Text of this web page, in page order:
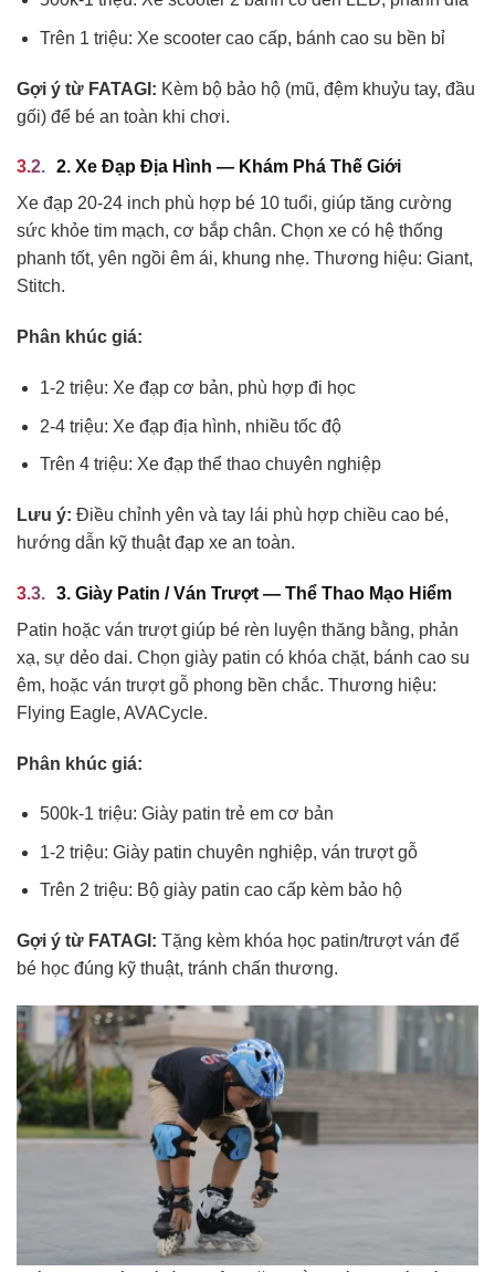
Trên 1 triệu: Xe scooter cao cấp, bánh cao su bền bỉ
Gợi ý từ FATAGI: Kèm bộ bảo hộ (mũ, đệm khuỷu tay, đầu
gối) để bé an toàn khi chơi.
2. Xe Đạp Địa Hình — Khám Phá Thế Giới
Xe đạp 20-24 inch phù hợp bé 10 tuổi, giúp tăng cường
sức khỏe tim mạch, cơ bắp chân. Chọn xe có hệ thống
phanh tốt, yên ngồi êm ái, khung nhẹ. Thương hiệu: Giant,
Stitch.
Phân khúc giá:
1-2 triệu: Xe đạp cơ bản, phù hợp đi học
2-4 triệu: Xe đạp địa hình, nhiều tốc độ
Trên 4 triệu: Xe đạp thể thao chuyên nghiệp
Lưu ý: Điều chỉnh yên và tay lái phù hợp chiều cao bé,
hướng dẫn kỹ thuật đạp xe an toàn.
3. Giày Patin / Ván Trượt — Thể Thao Mạo Hiểm
Patin hoặc ván trượt giúp bé rèn luyện thăng bằng, phản
xạ, sự dẻo dai. Chọn giày patin có khóa chặt, bánh cao su
êm, hoặc ván trượt gỗ phong bền chắc. Thương hiệu:
Flying Eagle, AVACycle.
Phân khúc giá:
500k-1 triệu: Giày patin trẻ em cơ bản
1-2 triệu: Giày patin chuyên nghiệp, ván trượt gỗ
Trên 2 triệu: Bộ giày patin cao cấp kèm bảo hộ
Gợi ý từ FATAGI: Tặng kèm khóa học patin/trượt ván để
bé học đúng kỹ thuật, tránh chấn thương.